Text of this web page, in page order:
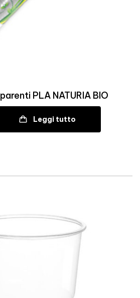
PLA NATURIA BIO
Leggi tutto